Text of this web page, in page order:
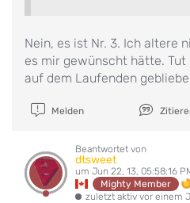
Nein, es ist Nr. 3. Ich altere
es mir gewünscht hätte.
auf dem Laufenden
Melden
Beantwortet von
dtsweet
um Jun 22, 13, 05:58:16
Mighty Member
zuletzt aktiv vor einem